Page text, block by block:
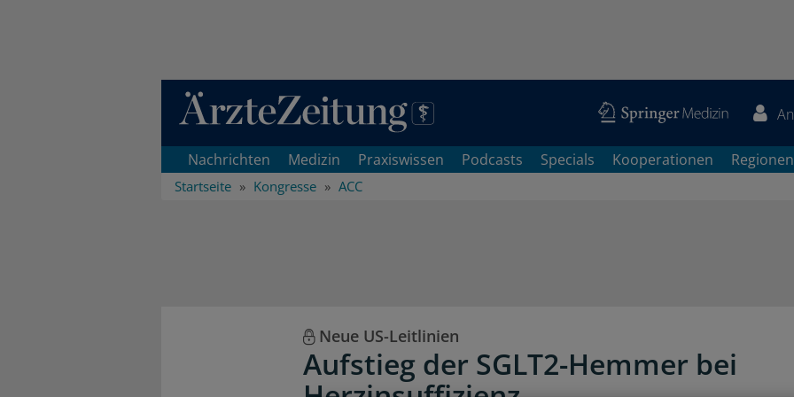
Direkt zum Inhaltsbereich
Nachrichten Medizin Praxiswissen Podcasts Specials Kooperationen Regionen
Startseite Kongresse ACC
Neue US-Leitlinien
Aufstieg der SGLT2-Hemmer bei